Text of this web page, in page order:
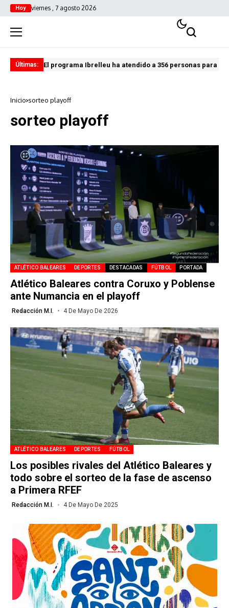
Hoy viernes , 7 agosto 2026
Últimas: El programa Ibrelleu ha atendido a 356 personas para
Inicio sorteo playoff
sorteo playoff
ATLÉTICO BALEARES DEPORTES DESTACADAS FÚTBOL PORTADA
Atlético Baleares contra Coruxo y Poblense
ante Numancia en el playoff
Redacción M.I. 4 De Mayo De 2026
ATLÉTICO BALEARES DEPORTES FÚTBOL
Los posibles rivales del Atlético Baleares y
todo sobre el sorteo de la fase de ascenso
a Primera RFEF
Redacción M.I. 4 De Mayo De 2025